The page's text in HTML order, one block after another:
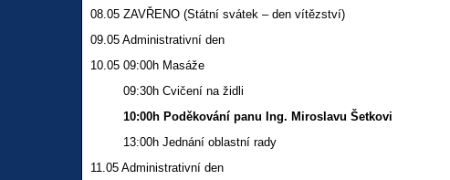
08.05 ZAVŘENO (Státní svátek – den vítězství)
09.05 Administrativní den
10.05 09:00h Masáže
09:30h Cvičení na židli
10:00h Poděkování panu Ing. Miroslavu Šetkovi
13:00h Jednání oblastní rady
11.05 Administrativní den